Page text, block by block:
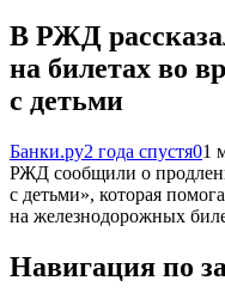
В РЖД
на билетах во
с детьми
Банки.ру2 года спустя01
РЖД сообщили о
с детьми», которая
на железнодорожных
Навигация по